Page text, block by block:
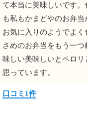
て本当に美味しいです
も私もかまどやのお弁
お気に入りのようでよ
さめのお弁当をもう一
味しい美味しいとペロ
思っています。
口コミ1件